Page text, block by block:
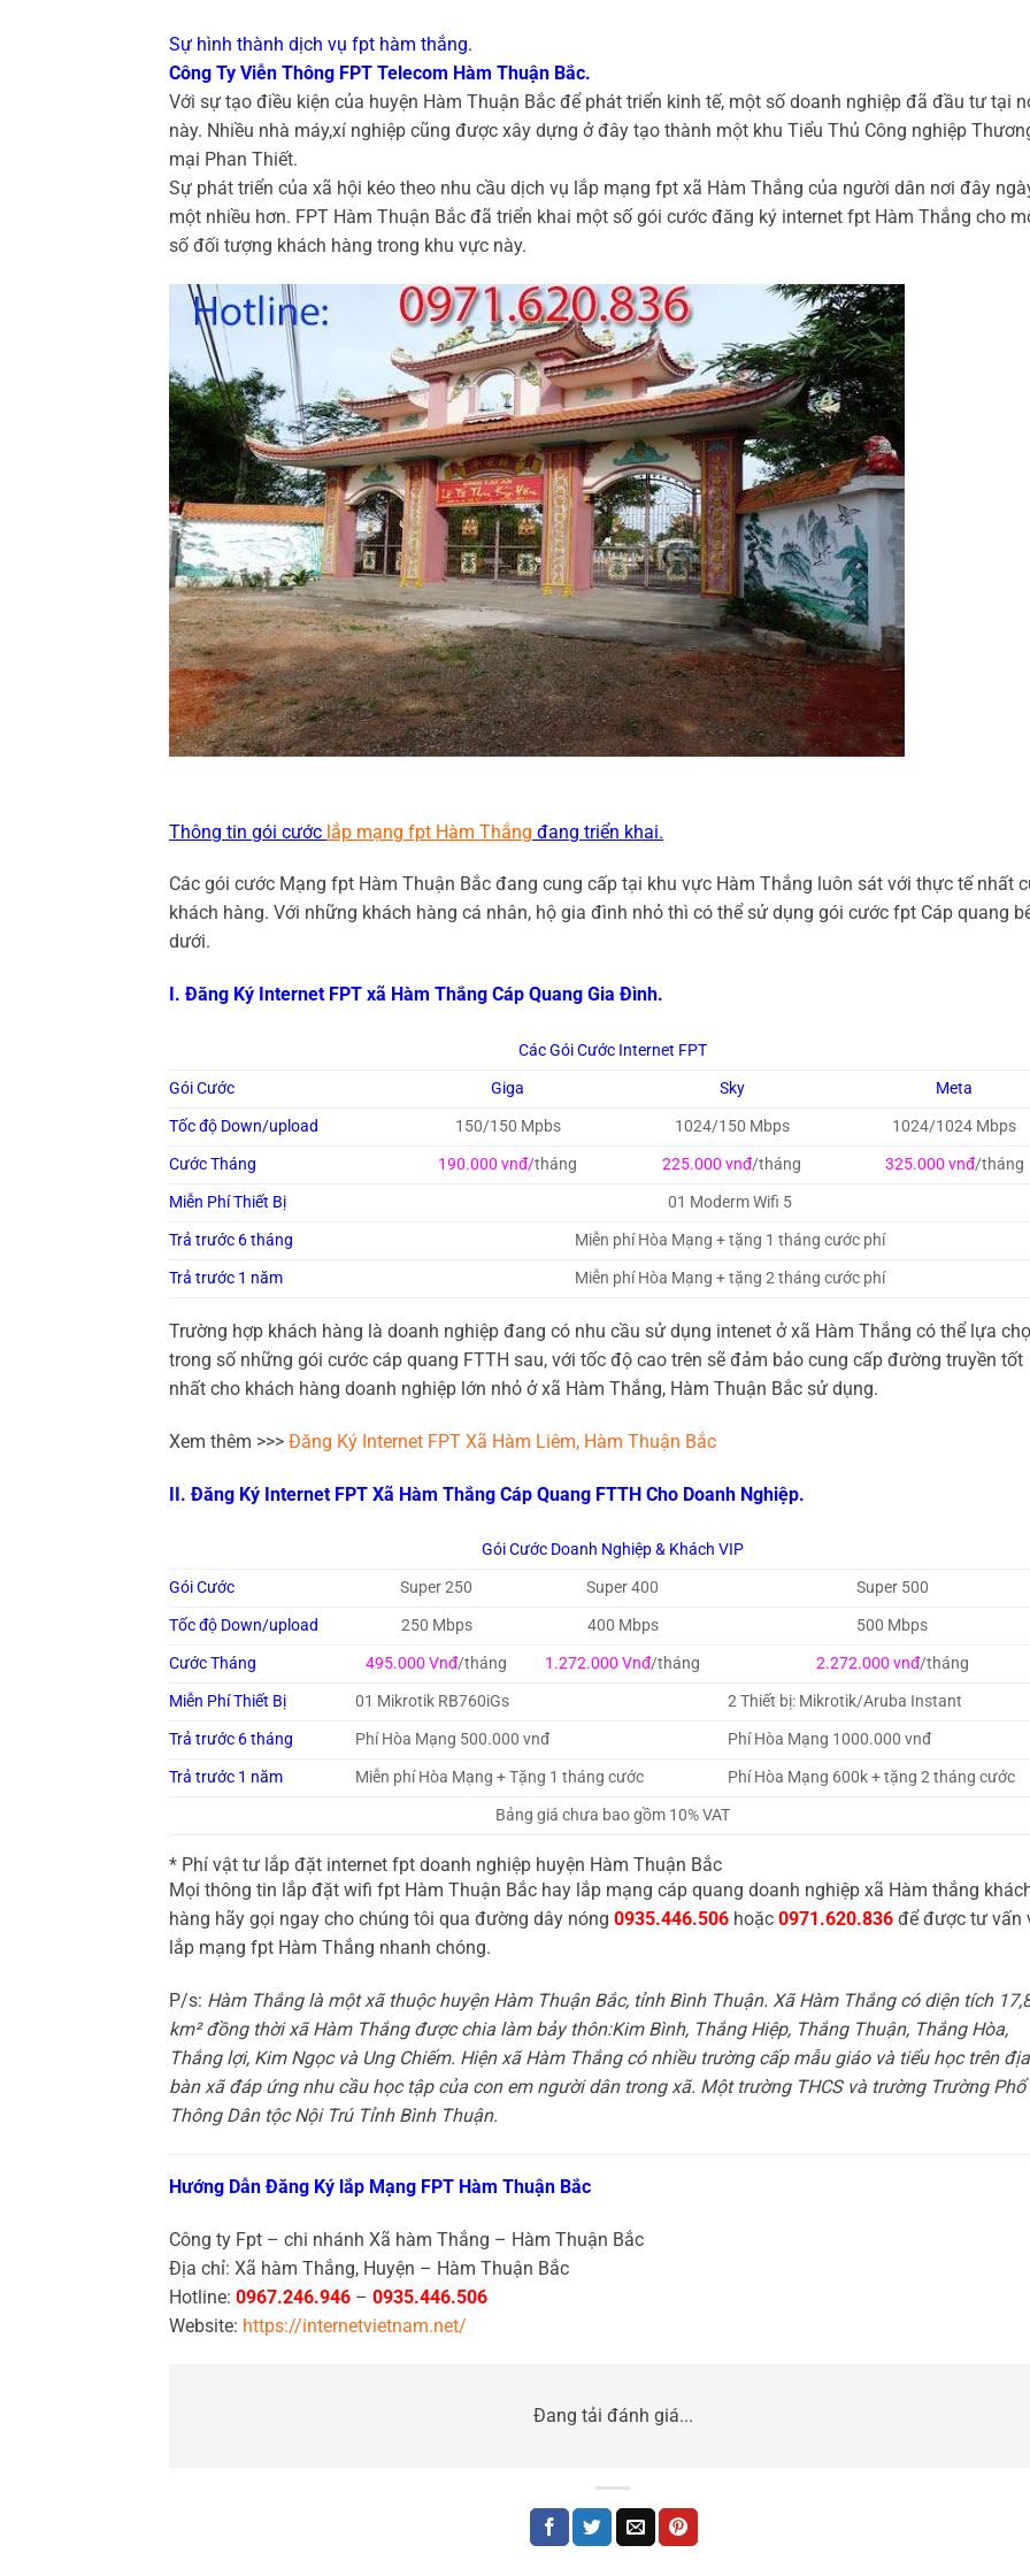
Sự hình thành dịch vụ fpt hàm thắng.
Công Ty Viễn Thông FPT Telecom Hàm Thuận Bắc.
Với sự tạo điều kiện của huyện Hàm Thuận Bắc để phát triển kinh tế, một số doanh nghiệp đã đầu tư tại
này. Nhiều nhà máy,xí nghiệp cũng được xây dựng ở đây tạo thành một khu Tiểu Thủ Công nghiệp
mại Phan Thiết.
Sự phát triển của xã hội kéo theo nhu cầu dịch vụ lắp mạng fpt xã Hàm Thắng của người dân nơi đây
một nhiều hơn. FPT Hàm Thuận Bắc đã triển khai một số gói cước đăng ký internet fpt Hàm Thắng cho
số đối tượng khách hàng trong khu vực này.
Thông tin gói cước lắp mạng fpt Hàm Thắng đang triển khai.
Các gói cước Mạng fpt Hàm Thuận Bắc đang cung cấp tại khu vực Hàm Thắng luôn sát với thực tế nhất
khách hàng. Với những khách hàng cá nhân, hộ gia đình nhỏ thì có thể sử dụng gói cước fpt Cáp quang
dưới.
I. Đăng Ký Internet FPT xã Hàm Thắng Cáp Quang Gia Đình.
Các Gói Cước Internet FPT
Gói Cước
Giga Sky
Meta
Tốc độ Down/upload
150/150 Mpbs 1024/150 Mbps
1024/1024 Mbps
Cước Tháng
190.000 vnđ/tháng 225.000 vnđ/tháng 325.000 vnđ/tháng
Miễn Phí Thiết Bị
01 Moderm Wifi 5
Trả trước 6 tháng
Miễn phí Hòa Mạng + tặng 1 tháng cước phí
Trả trước 1 năm
Miễn phí Hòa Mạng + tặng 2 tháng cước phí
Trường hợp khách hàng là doanh nghiệp đang có nhu cầu sử dụng intenet ở xã Hàm Thắng có thể lựa
trong số những gói cước cáp quang FTTH sau, với tốc độ cao trên sẽ đảm bảo cung cấp đường truyền tốt
nhất cho khách hàng doanh nghiệp lớn nhỏ ở xã Hàm Thắng, Hàm Thuận Bắc sử dụng.
Xem thêm >>> Đăng Ký Internet FPT Xã Hàm Liêm, Hàm Thuận Bắc
II. Đăng Ký Internet FPT Xã Hàm Thắng Cáp Quang FTTH Cho Doanh Nghiệp.
Gói Cước Doanh Nghiệp & Khách VIP
Gói Cước
Super 250 Super 400
Super 500
Tốc độ Down/upload
250 Mbps 400 Mbps
500 Mbps
Cước Tháng
495.000 Vnđ/tháng 1.272.000 Vnđ/tháng 2.272.000 vnđ/tháng
Miễn Phí Thiết Bị
01 Mikrotik RB760iGs
2 Thiết bị: Mikrotik/Aruba Instant
Trả trước 6 tháng
Phí Hòa Mạng 500.000 vnđ
Phí Hòa Mạng 1000.000 vnđ
Trả trước 1 năm
Miễn phí Hòa Mạng + Tặng 1 tháng cước
Phí Hòa Mạng 600k + tặng 2 tháng cước
Bảng giá chưa bao gồm 10% VAT
* Phí vật tư lắp đặt internet fpt doanh nghiệp huyện Hàm Thuận Bắc
Mọi thông tin lắp đặt wifi fpt Hàm Thuận Bắc hay lắp mạng cáp quang doanh nghiệp xã Hàm thắng
hàng hãy gọi ngay cho chúng tôi qua đường dây nóng 0935.446.506 hoặc 0971.620.836 để được tư vấn
lắp mạng fpt Hàm Thắng nhanh chóng.
P/s: Hàm Thắng là một xã thuộc huyện Hàm Thuận Bắc, tỉnh Bình Thuận. Xã Hàm Thắng có diện tích
km² đồng thời xã Hàm Thắng được chia làm bảy thôn:Kim Bình, Thắng Hiệp, Thắng Thuận, Thắng Hòa,
Thắng lợi, Kim Ngọc và Ung Chiếm. Hiện xã Hàm Thắng có nhiều trường cấp mẫu giáo và tiểu học trên địa
bàn xã đáp ứng nhu cầu học tập của con em người dân trong xã. Một trường THCS và trường Trường Phổ
Thông Dân tộc Nội Trú Tỉnh Bình Thuận.
Hướng Dẫn Đăng Ký lắp Mạng FPT Hàm Thuận Bắc
Công ty Fpt – chi nhánh Xã hàm Thắng – Hàm Thuận Bắc
Địa chỉ: Xã hàm Thắng, Huyện – Hàm Thuận Bắc
Hotline: 0967.246.946 – 0935.446.506
Website: https://internetvietnam.net/
Đang tải đánh giá...